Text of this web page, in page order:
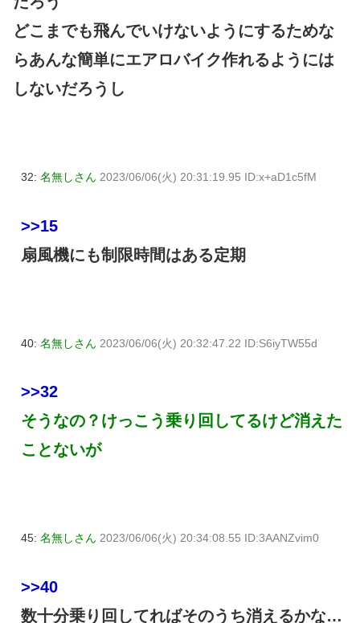
どこまでも飛んでいけないようにするためな
らあんな簡単にエアロバイク作れるようには
しないだろうし
32: 名無しさん 2023/06/06(火) 20:31:19.95 ID:x+aD1c5fM
>>15
扇風機にも制限時間はある定期
40: 名無しさん 2023/06/06(火) 20:32:47.22 ID:S6iyTW55d
>>32
そうなの？けっこう乗り回してるけど消えた
ことないが
45: 名無しさん 2023/06/06(火) 20:34:08.55 ID:3AANZvim0
>>40
数十分乗り回してればそのうち消えるかな…